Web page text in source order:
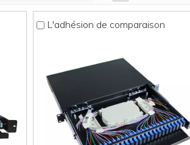
L'adhésion de comparaison